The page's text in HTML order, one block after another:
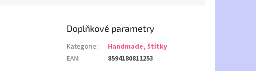
Doplňkové parametry
Kategorie:
Handmade, štítky
EAN: 8594180811253